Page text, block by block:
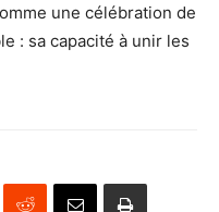
une célébration de
: sa capacité à unir les